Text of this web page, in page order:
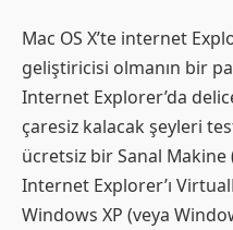
Mac OS X’te internet
geliştiricisi olmanın bir
Internet Explorer’da
çaresiz kalacak şeyleri
ücretsiz bir Sanal
Internet Explorer’ı
Windows XP (veya